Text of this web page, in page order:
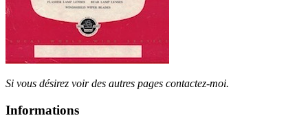
Si vous désirez voir des autres pages contactez-moi.
Informations